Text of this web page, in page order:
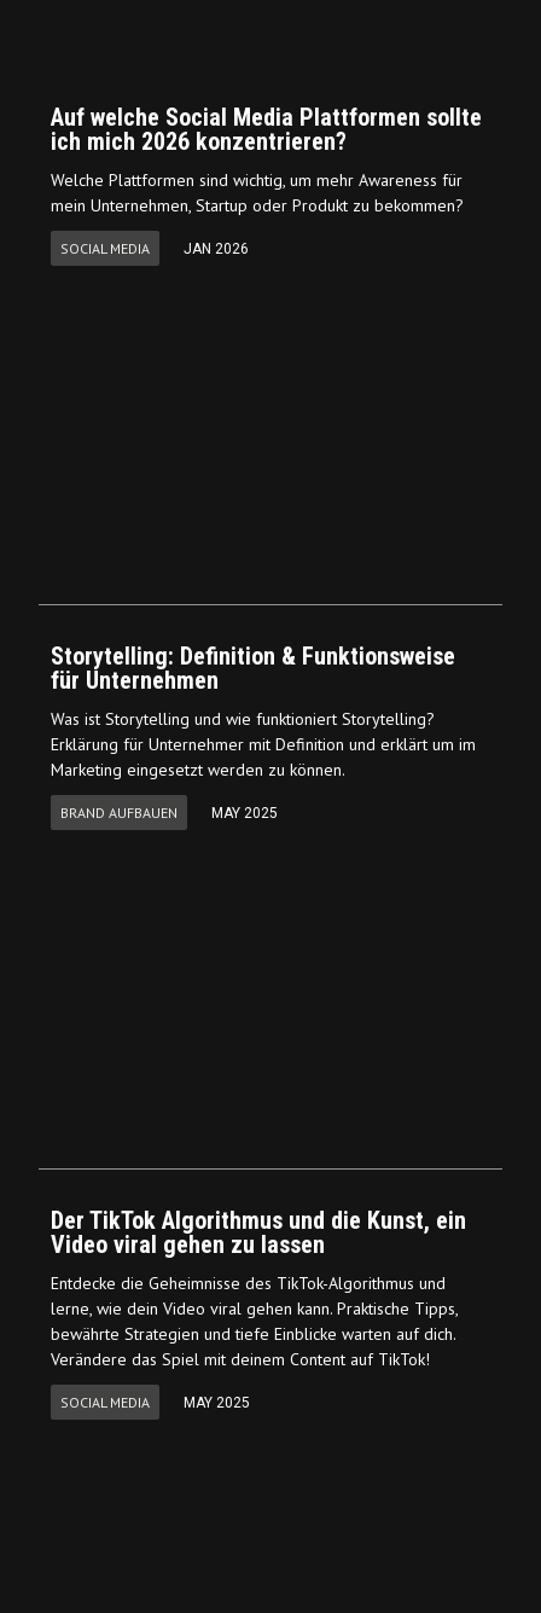
Auf welche Social Media Plattformen sollte
ich mich 2026 konzentrieren?
Welche Plattformen sind wichtig, um mehr Awareness für
mein Unternehmen, Startup oder Produkt zu bekommen?
SOCIAL MEDIA JAN 2026
Storytelling: Definition & Funktionsweise
für Unternehmen
Was ist Storytelling und wie funktioniert Storytelling?
Erklärung für Unternehmer mit Definition und erklärt um im
Marketing eingesetzt werden zu können.
BRAND AUFBAUEN MAY 2025
Der TikTok Algorithmus und die Kunst, ein
Video viral gehen zu lassen
Entdecke die Geheimnisse des TikTok-Algorithmus und
lerne, wie dein Video viral gehen kann. Praktische Tipps,
bewährte Strategien und tiefe Einblicke warten auf dich.
Verändere das Spiel mit deinem Content auf TikTok!
SOCIAL MEDIA MAY 2025